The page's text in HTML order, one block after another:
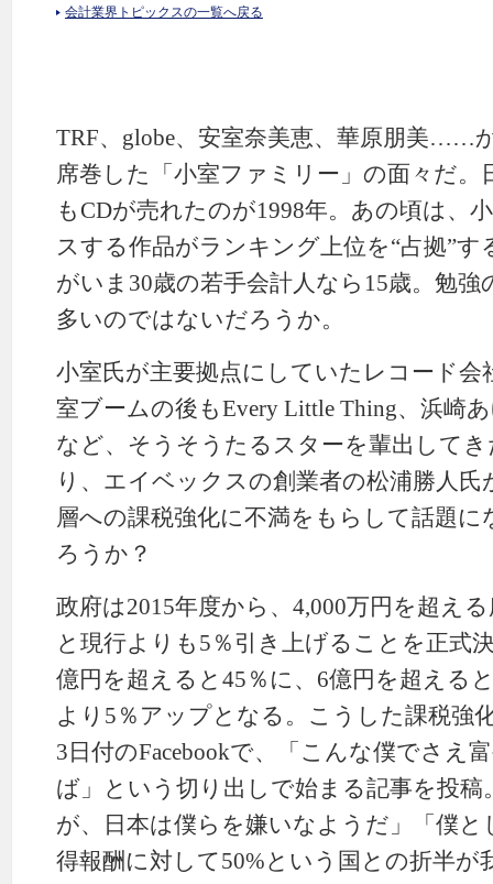
会計業界トピックスの一覧へ戻る
TRF、globe、安室奈美恵、華原朋美……
席巻した「小室ファミリー」の面々だ。
もCDが売れたのが1998年。あの頃は、
スする作品がランキング上位を“占拠”
がいま30歳の若手会計人なら15歳。勉
多いのではないだろうか。
小室氏が主要拠点にしていたレコード
室ブームの後もEvery Little Thing、浜崎
など、そうそうたるスターを輩出して
り、エイベックスの創業者の松浦勝人
層への課税強化に不満をもらして話題
ろうか？
政府は2015年度から、4,000万円を超え
と現行よりも5％引き上げることを正式
億円を超えると45％に、6億円を超える
より5％アップとなる。こうした課税強
3日付のFacebookで、「こんな僕でさえ
ば」という切り出しで始まる記事を投稿
が、日本は僕らを嫌いなようだ」「僕と
得報酬に対して50%という国との折半が